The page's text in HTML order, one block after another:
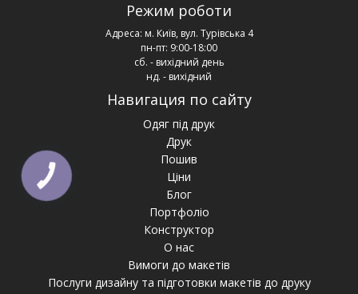
Режим роботи
Адреса: м. Київ, вул. Турівська 4
пн-пт: 9:00-18:00
сб. - вихідний день
нд. - вихідний
Навигация по сайту
Одяг під друк
Друк
Пошив
Ціни
Блог
Портфоліо
Конструктор
О нас
Вимоги до макетів
Послуги дизайну та підготовки макетів до друку
КНОПКА
ЗВ'ЯЗКУ